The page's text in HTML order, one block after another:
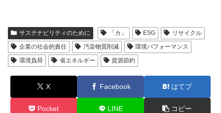
サステナビリティのために 「カ」 ESG
リサイクル
企業の社会的責任
汚染物質削減
環境パフォーマンス
環境負荷
省エネルギー 資源節約
X Facebook はてブ
Pocket LINE コピー